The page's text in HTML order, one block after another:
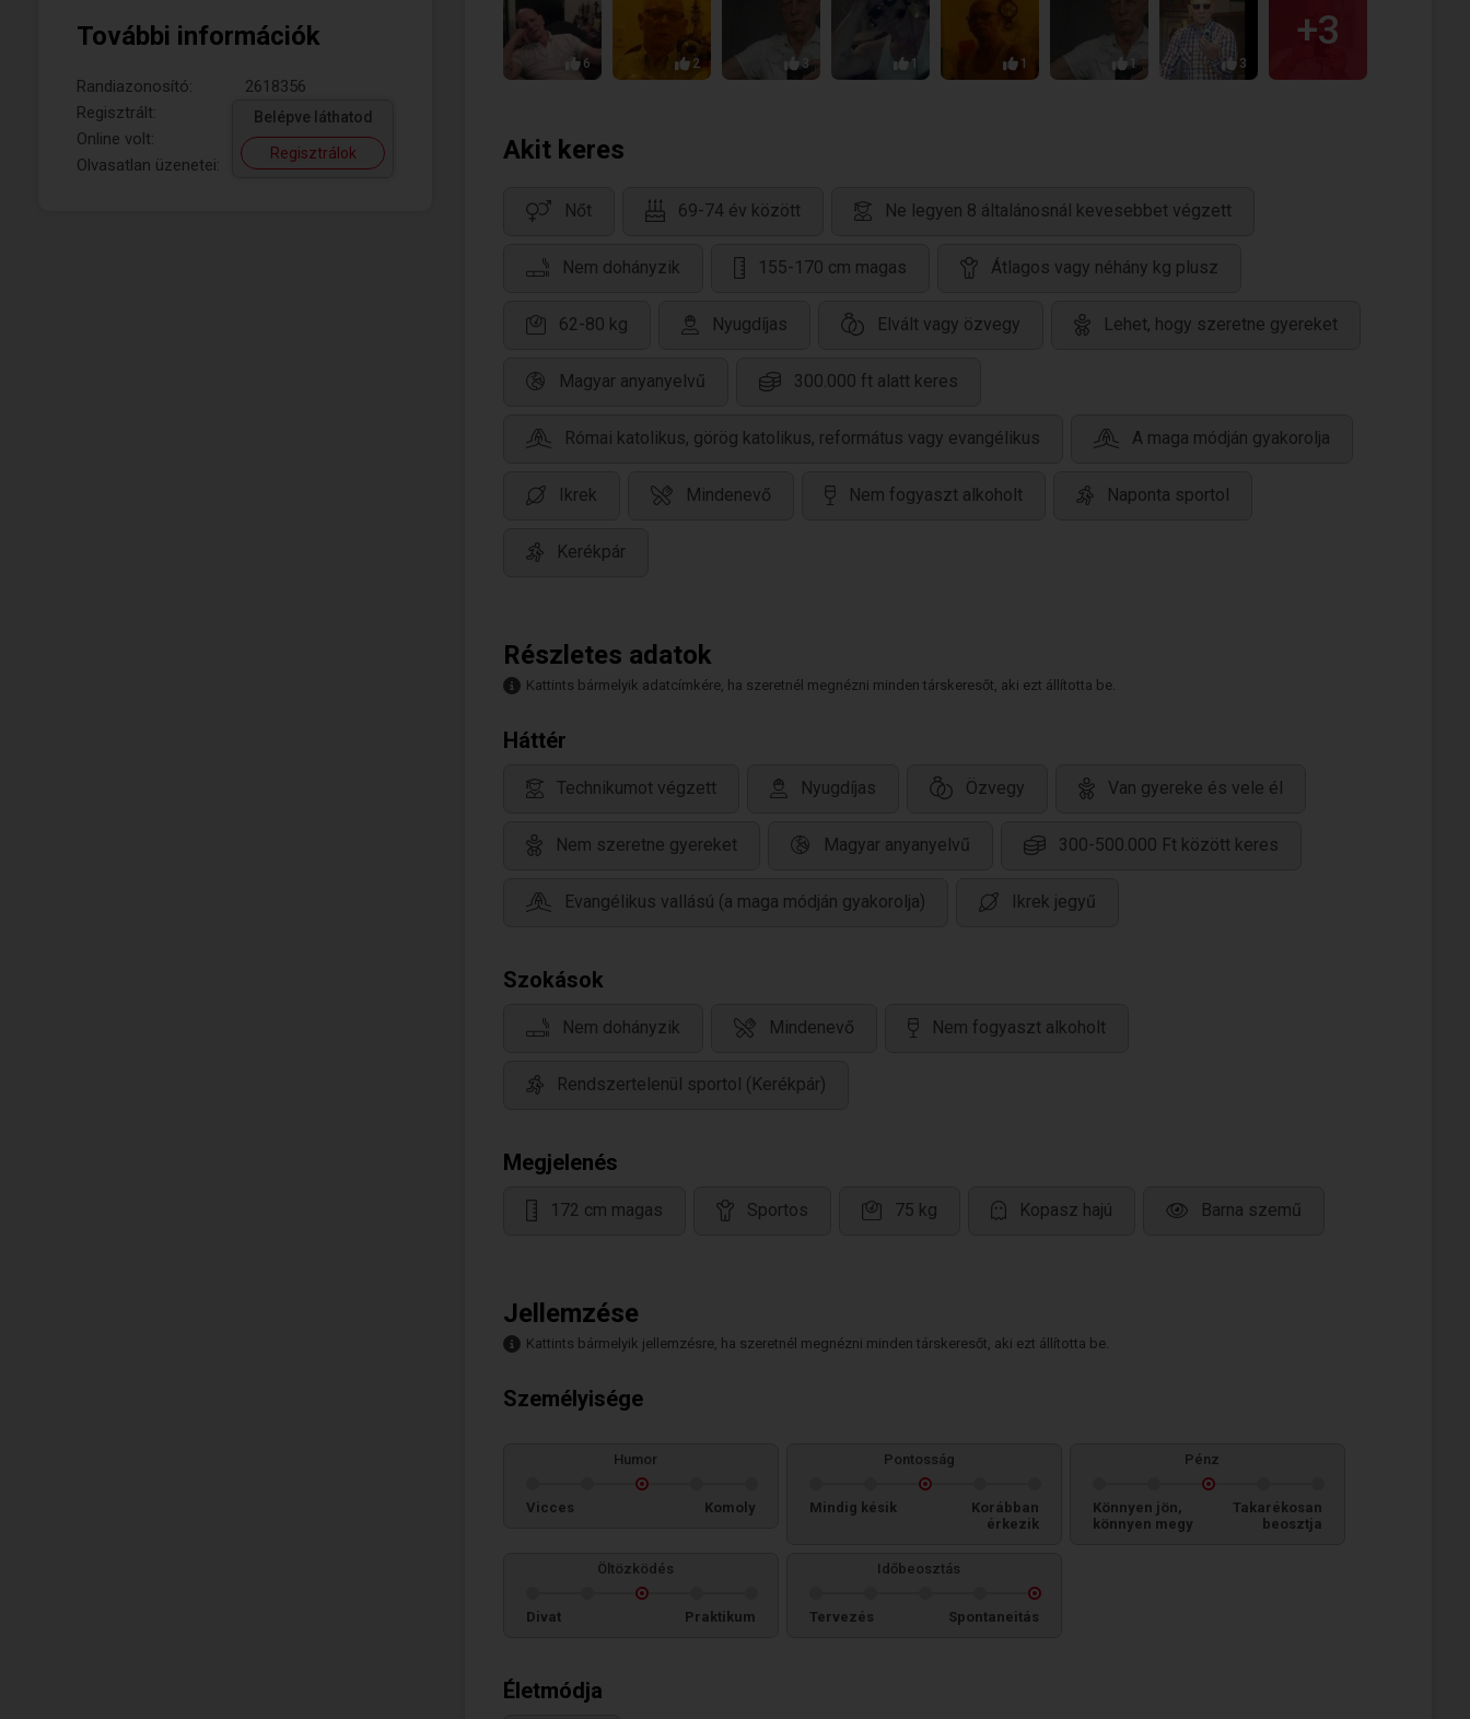
További információk
Randiazonosító:
2618356
Regisztrált:
Online volt:
Olvasatlan üzenetei:
Belépve láthatod
Regisztrálok
6 2 3 1 1 1 3
+3
Akit keres
Nőt 69-74 év között Ne legyen 8 általánosnál kevesebbet végzett
Nem dohányzik 155-170 cm magas Átlagos vagy néhány kg plusz
62-80 kg Nyugdíjas Elvált vagy özvegy Lehet, hogy szeretne gyereket
Magyar anyanyelvű 300.000 ft alatt keres
Római katolikus, görög katolikus, református vagy evangélikus A maga módján gyakorolja
Ikrek Mindenevő Nem fogyaszt alkoholt Naponta sportol
Kerékpár
Részletes adatok
Kattints bármelyik adatcímkére, ha szeretnél megnézni minden társkeresőt, aki ezt állította be.
Háttér
Technikumot végzett Nyugdíjas Özvegy Van gyereke és vele él
Nem szeretne gyereket Magyar anyanyelvű 300-500.000 Ft között keres
Evangélikus vallású (a maga módján gyakorolja) Ikrek jegyű
Szokások
Nem dohányzik Mindenevő Nem fogyaszt alkoholt
Rendszertelenül sportol (Kerékpár)
Megjelenés
172 cm magas Sportos 75 kg Kopasz hajú Barna szemű
Jellemzése
Kattints bármelyik jellemzésre, ha szeretnél megnézni minden társkeresőt, aki ezt állította be.
Személyisége
Humor
Vicces Komoly
Pontosság
Mindig késik
Korábban
érkezik
Pénz
Könnyen jön,
könnyen megy
Takarékosan
beosztja
Öltözködés
Divat Praktikum
Időbeosztás
Tervezés Spontaneitás
Életmódja